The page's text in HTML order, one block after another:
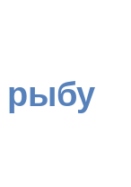
рыбу